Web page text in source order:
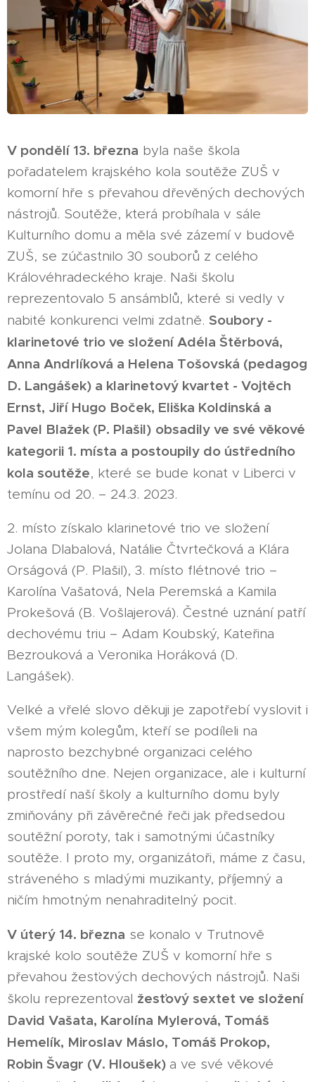
V pondělí 13. března byla naše škola
pořadatelem krajského kola soutěže ZUŠ v
komorní hře s převahou dřevěných dechových
nástrojů. Soutěže, která probíhala v sále
Kulturního domu a měla své zázemí v budově
ZUŠ, se zúčastnilo 30 souborů z celého
Královéhradeckého kraje. Naši školu
reprezentovalo 5 ansámblů, které si vedly v
nabité konkurenci velmi zdatně. Soubory -
klarinetové trio ve složení Adéla Štěrbová,
Anna Andrlíková a Helena Tošovská (pedagog
D. Langášek) a klarinetový kvartet - Vojtěch
Ernst, Jiří Hugo Boček, Eliška Koldinská a
Pavel Blažek (P. Plašil) obsadily ve své věkové
kategorii 1. místa a postoupily do ústředního
kola soutěže, které se bude konat v Liberci v
temínu od 20. – 24.3. 2023.
2. místo získalo klarinetové trio ve složení
Jolana Dlabalová, Natálie Čtvrtečková a Klára
Orságová (P. Plašil), 3. místo flétnové trio –
Karolína Vašatová, Nela Peremská a Kamila
Prokešová (B. Vošlajerová). Čestné uznání patří
dechovému triu – Adam Koubský, Kateřina
Bezrouková a Veronika Horáková (D.
Langášek).
Velké a vřelé slovo děkuji je zapotřebí vyslovit i
všem mým kolegům, kteří se podíleli na
naprosto bezchybné organizaci celého
soutěžního dne. Nejen organizace, ale i kulturní
prostředí naší školy a kulturního domu byly
zmiňovány při závěrečné řeči jak předsedou
soutěžní poroty, tak i samotnými účastníky
soutěže. I proto my, organizátoři, máme z času,
stráveného s mladými muzikanty, příjemný a
ničím hmotným nenahraditelný pocit.
V úterý 14. března se konalo v Trutnově
krajské kolo soutěže ZUŠ v komorní hře s
převahou žesťových dechových nástrojů. Naši
školu reprezentoval žesťový sextet ve složení
David Vašata, Karolína Mylerová, Tomáš
Hemelík, Miroslav Máslo, Tomáš Prokop,
Robin Švagr (V. Hloušek) a ve své věkové